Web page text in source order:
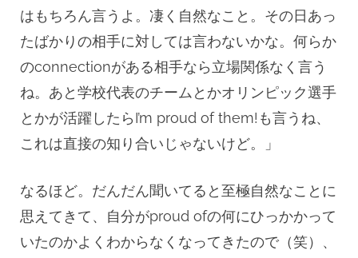
はもちろん言うよ。凄く自然なこと。その日あっ
たばかりの相手に対しては言わないかな。何らか
のconnectionがある相手なら立場関係なく言う
ね。あと学校代表のチームとかオリンピック選手
とかが活躍したらI’m proud of them!も言うね、
これは直接の知り合いじゃないけど。」
なるほど。だんだん聞いてると至極自然なことに
思えてきて、自分がproud ofの何にひっかかって
いたのかよくわからなくなってきたので（笑）、